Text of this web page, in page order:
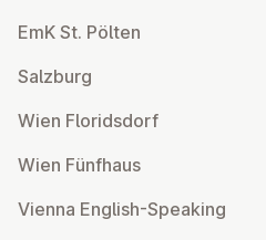
EmK St. Pölten
Salzburg
Wien Flor­idsdorf
Wien Fünfhaus
Vienna English-Speaking